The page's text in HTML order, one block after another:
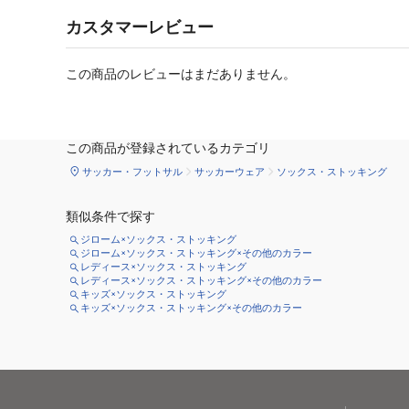
カスタマーレビュー
この商品のレビューはまだありません。
この商品が登録されているカテゴリ
サッカー・フットサル サッカーウェア ソックス・ストッキング
類似条件で探す
ジローム×ソックス・ストッキング
ジローム×ソックス・ストッキング×その他のカラー
レディース×ソックス・ストッキング
レディース×ソックス・ストッキング×その他のカラー
キッズ×ソックス・ストッキング
キッズ×ソックス・ストッキング×その他のカラー